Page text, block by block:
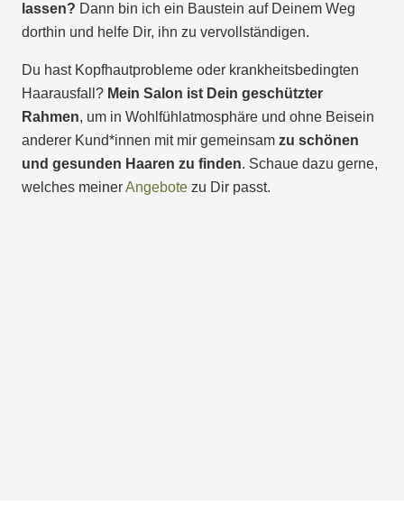
lassen? Dann bin ich ein Baustein auf Deinem Weg
dorthin und helfe Dir, ihn zu vervollständigen.
Du hast Kopfhautprobleme oder krankheitsbedingten
Haarausfall? Mein Salon ist Dein geschützter
Rahmen, um in Wohlfühlatmosphäre und ohne Beisein
anderer Kund*innen mit mir gemeinsam zu schönen
und gesunden Haaren zu finden. Schaue dazu gerne,
welches meinerAngebote zu Dir passt.